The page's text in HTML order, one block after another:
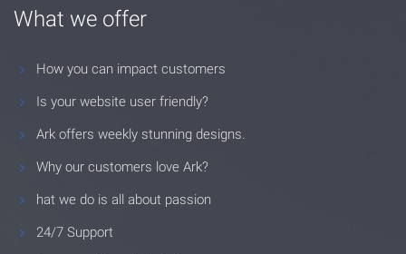
What we offer
How you can impact customers
Is your website user friendly?
Ark offers weekly stunning designs.
Why our customers love Ark?
hat we do is all about passion
24/7 Support